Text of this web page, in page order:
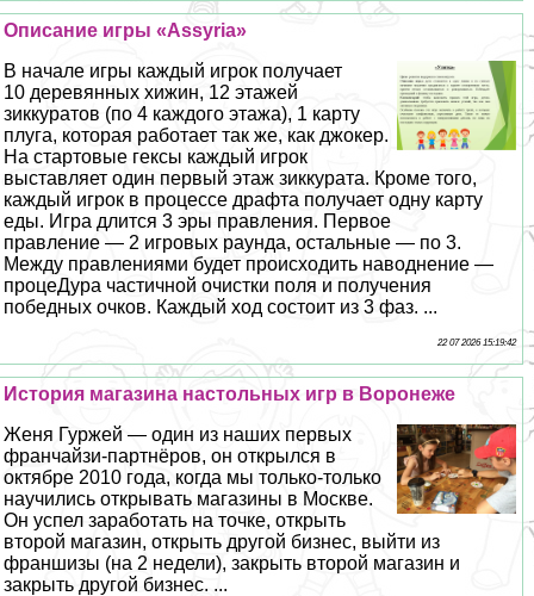
Описание игры «Assyria»
В начале игры каждый игрок получает
10 деревянных хижин, 12 этажей
зиккуратов (по 4 каждого этажа), 1 карту
плуга, которая работает так же, как джокер.
На стартовые гексы каждый игрок
выставляет один первый этаж зиккурата. Кроме того,
каждый игрок в процессе драфта получает одну карту
еды. Игра длится 3 эры правления. Первое
правление — 2 игровых раунда, остальные — по 3.
Между правлениями будет происходить наводнение —
процеДypa частичной очистки поля и получения
победных очков. Каждый ход состоит из 3 фаз. ...
22 07 2026 15:19:42
История магазина настольных игр в Воронеже
Женя Гуржей — один из наших первых
франчайзи-партнёров, он открылся в
октябре 2010 года, когда мы только-только
научились открывать магазины в Москве.
Он успел заработать на точке, открыть
второй магазин, открыть другой бизнес, выйти из
франшизы (на 2 недели), закрыть второй магазин и
закрыть другой бизнес. ...